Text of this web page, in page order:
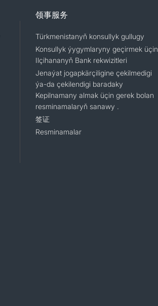
领事服务
Türkmenistanyň konsullyk gullugy
Konsullyk ýygymlaryny geçirmek üçin
Ilçihananyň Bank rekwizitleri
Jenaýat jogapkärçiligine çekilmedigi
ýa-da çekilendigi baradaky
Kepilnamany almak üçin gerek bolan
resminamalaryň sanawy .
签证
Resminamalar